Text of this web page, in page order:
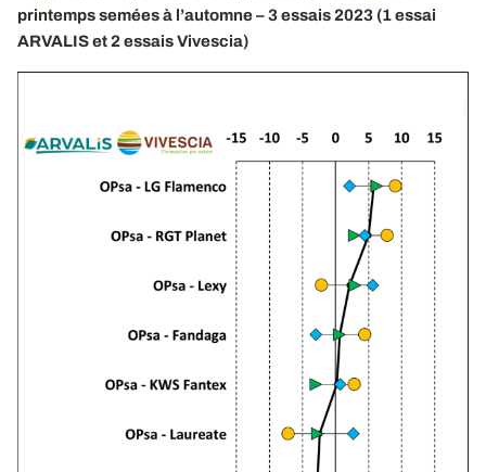
printemps semées à l’automne – 3 essais 2023 (1 essai
ARVALIS et 2 essais Vivescia)